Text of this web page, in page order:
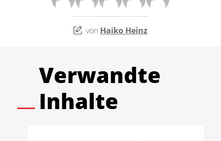
von Haiko Heinz
Verwandte
Inhalte